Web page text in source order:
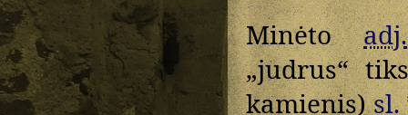
Minėtoadj.
„judrus“
kamienis)sl.